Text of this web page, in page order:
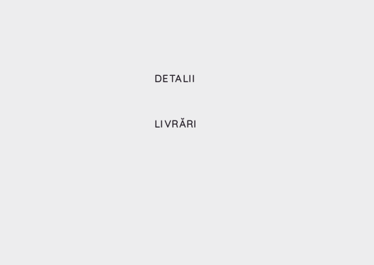
DETALII
LIVRĂRI